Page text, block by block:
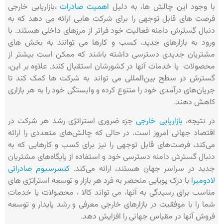
با وجود این چالش ها، به دلیل اهمیت صادرات،بازاریابی خارجی
فرصت های قابل توجهی را برای شرکت هایی ارائه می دهد که به
دنبال گسترش دامنه فعالیت خود فراتر از مرزهای داخلی هستند. با
ورود به بازارهای جدید، کسب‌ و کارها می‌ توانند به بخش‌ های
مشتریان جدیدی دسترسی داشته باشند که ممکن است بیشتر از
محصولات یا خدمات آنها در کشورشان استقبال کنند. علاوه بر این،
گسترش در سطح بین‌المللی می‌ تواند به شرکت‌ ها کمک کند تا
جریان‌های درآمدی خود را متنوع کرده و وابستگی خود را به هر بازاری
کاهش دهند.
در نتیجه، بازاریابی خارجیجزء ضروری استراتژی رشد هر شرکت در
اقتصاد جهانی امروز است. در حالی که چالش‌های متعددی را ارائه
می‌کند، فرصت‌های قابل توجهی را نیز برای کسب‌ و کارهایی که به
دنبال گسترش دامنه دسترسی خود و استفاده از پایگاه‌های مشتریان
جدید در سراسر جهان هستند، ارائه می‌کند.کنسرسیوم صادراتی
لادومیرا با درک پویایی منحصر به فرد هر بازار و توسعه استراتژی های
مناسب برای رسیدگی به آنها، می تواند کالا ، محصولات یا خدمات
شما را با موفقیت در بازارهای خارجی معرفی و رشد پایدار و توسعه
فروش آنها در مقیاس جهانی را افزایش دهد.